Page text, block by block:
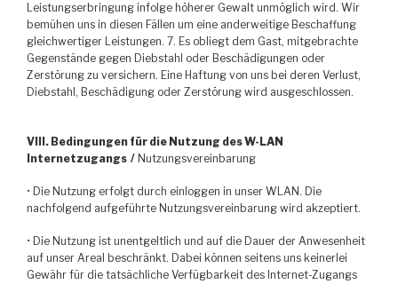
Leistungserbringung infolge höherer Gewalt unmöglich wird. Wir
bemühen uns in diesen Fällen um eine anderweitige Beschaffung
gleichwertiger Leistungen. 7. Es obliegt dem Gast, mitgebrachte
Gegenstände gegen Diebstahl oder Beschädigungen oder
Zerstörung zu versichern. Eine Haftung von uns bei deren Verlust,
Diebstahl, Beschädigung oder Zerstörung wird ausgeschlossen.
VIII. Bedingungen für die Nutzung des W-LAN
Internetzugangs / Nutzungsvereinbarung
• Die Nutzung erfolgt durch einloggen in unser WLAN. Die
nachfolgend aufgeführte Nutzungsvereinbarung wird akzeptiert.
• Die Nutzung ist unentgeltlich und auf die Dauer der Anwesenheit
auf unser Areal beschränkt. Dabei können seitens uns keinerlei
Gewähr für die tatsächliche Verfügbarkeit des Internet-Zugangs